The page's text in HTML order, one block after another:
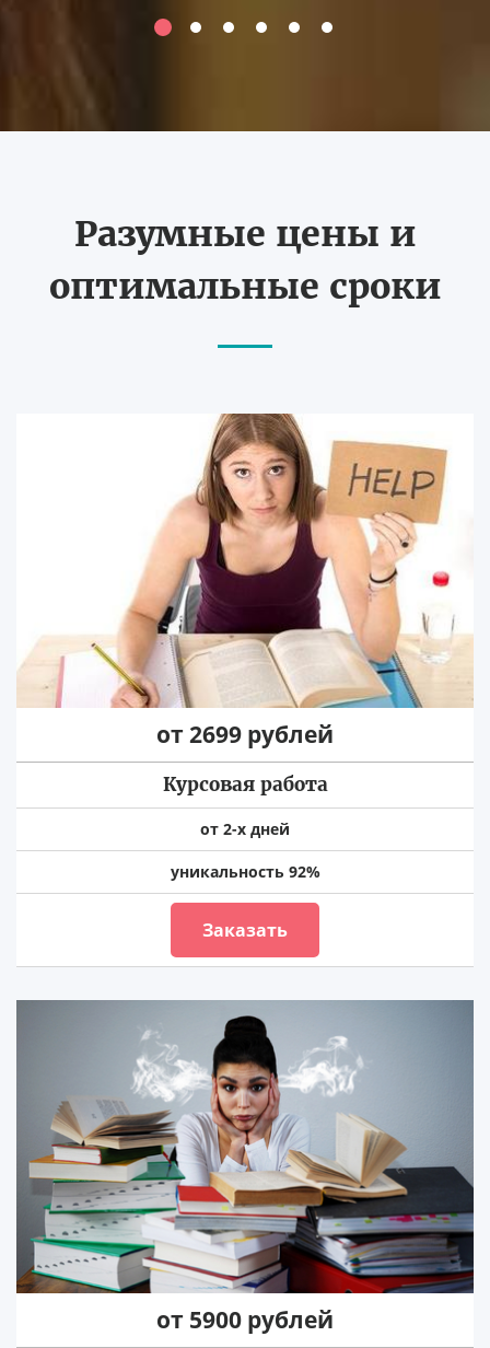
Разумные цены и
оптимальные сроки
от 2699 рублей
Курсовая работа
от 2-х дней
уникальность 92%
Заказать
от 5900 рублей